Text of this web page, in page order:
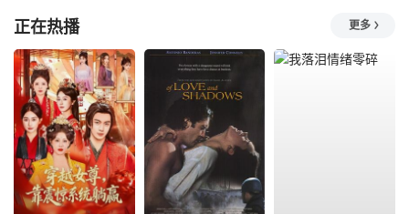
正在热播 更多